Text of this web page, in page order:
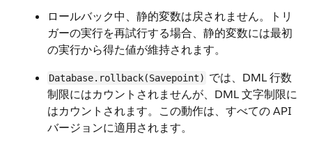
ロールバック中、静的変数は戻されません。トリ
ガーの実行を再試行する場合、静的変数には最初
の実行から得た値が維持されます。
Database.rollback(Savepoint) では、DML 行数
制限にはカウントされませんが、DML 文字制限に
はカウントされます。この動作は、すべての API
バージョンに適用されます。